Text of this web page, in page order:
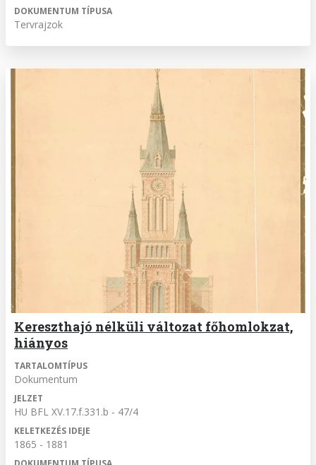
DOKUMENTUM TÍPUSA
Tervrajzok
Kereszthajó nélküli változat főhomlokzat,
hiányos
TARTALOMTÍPUS
Dokumentum
JELZET
HU BFL XV.17.f.331.b - 47/4
KELETKEZÉS IDEJE
1865 - 1881